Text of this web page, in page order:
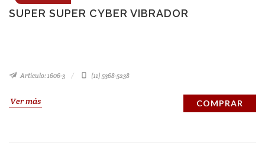
SUPER SUPER CYBER VIBRADOR
Artículo: 1606-3 (11) 5368-5238
Ver más COMPRAR